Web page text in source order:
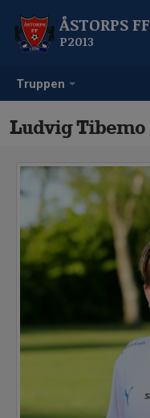
Truppen
ÅSTORPS FF
P2013
Ludvig Tibemo